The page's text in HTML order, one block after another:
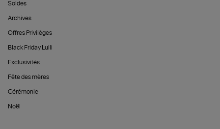
Soldes
Archives
Offres Privilèges
Black Friday Lulli
Exclusivités
Fête des mères
Cérémonie
Noël